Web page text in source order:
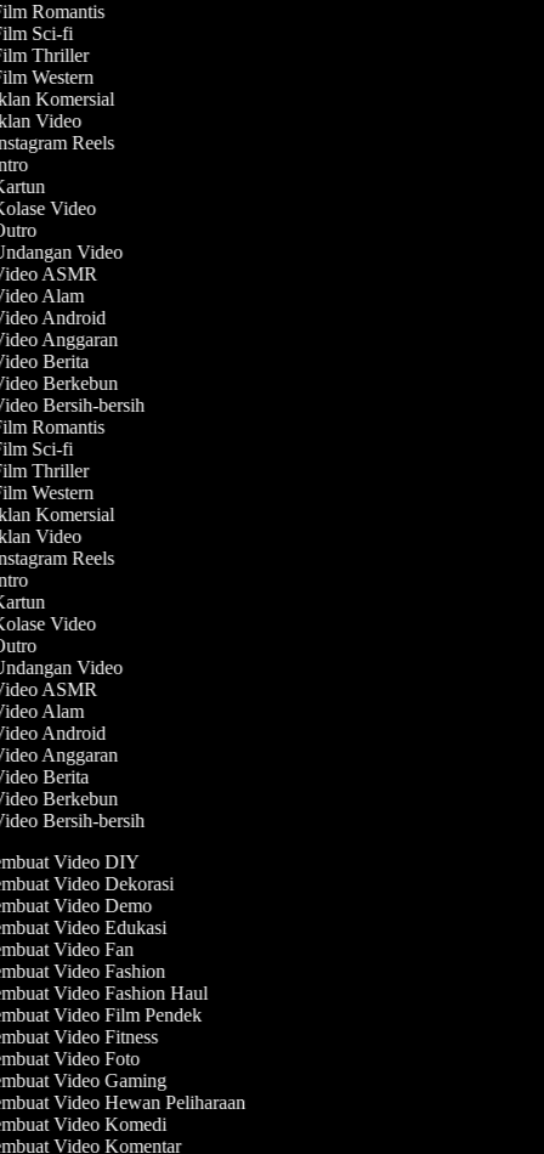
Romantis
Sci-fi
Thriller
Western
Komersial
Video
Reels
Video
Video
ASMR
Alam
Android
Anggaran
Berita
Berkebun
Bersih-bersih
Romantis
Sci-fi
Thriller
Western
Komersial
Video
Reels
Video
Video
ASMR
Alam
Android
Anggaran
Berita
Berkebun
Bersih-bersih
Video DIY
Video Dekorasi
Video Demo
Video Edukasi
Video Fan
Video Fashion
Video Fashion Haul
Video Film Pendek
Video Fitness
Video Foto
Video Gaming
Video Hewan Peliharaan
Video Komedi
Video Komentar